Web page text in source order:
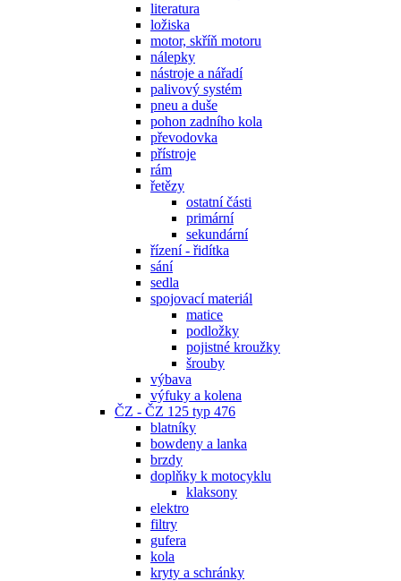
literatura
ložiska
motor, skříň motoru
nálepky
nástroje a nářadí
palivový systém
pneu a duše
pohon zadního kola
převodovka
přístroje
rám
řetězy
ostatní části
primární
sekundární
řízení - řidítka
sání
sedla
spojovací materiál
matice
podložky
pojistné kroužky
šrouby
výbava
výfuky a kolena
ČZ - ČZ 125 typ 476
blatníky
bowdeny a lanka
brzdy
doplňky k motocyklu
klaksony
elektro
filtry
gufera
kola
kryty a schránky